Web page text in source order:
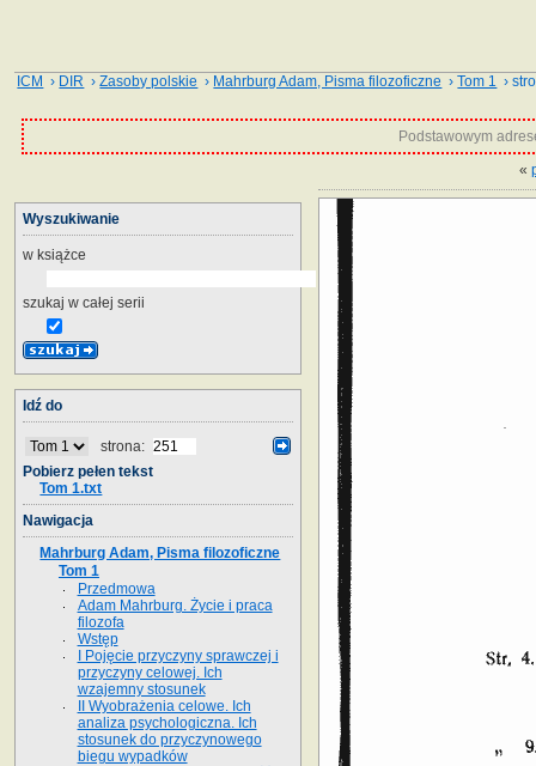
ICM › DIR ›Zasoby polskie › Mahrburg Adam, Pisma filozoficzne ›Tom 1 ›
Podstawowym
«
Wyszukiwanie
w książce
szukaj w całej serii
Idź do
strona:
Pobierz pełen tekst
Tom 1.txt
Nawigacja
Mahrburg Adam, Pisma filozoficzne
Tom 1
Przedmowa
Adam Mahrburg. Życie i praca
filozofa
Wstęp
I Pojęcie przyczyny sprawczej i
przyczyny celowej. Ich
wzajemny stosunek
II Wyobrażenia celowe. Ich
analiza psychologiczna. Ich
stosunek do przyczynowego
biegu wypadków